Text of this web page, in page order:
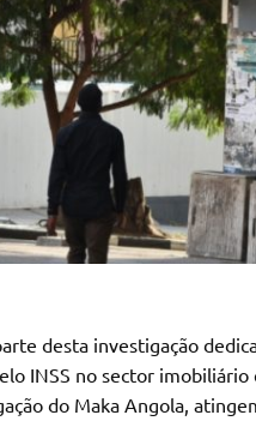
desta investigação
INSS no sector
do Maka Angola,